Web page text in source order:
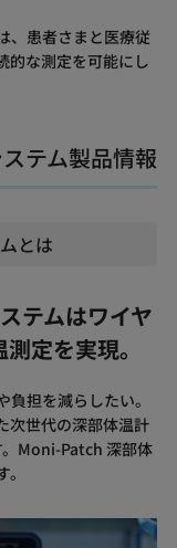
、患者さまと医療従
的な測定を可能にし
テム製品情報
とは
テムはワイヤ
定を実現。
担を減らしたい。
次世代の深部体温計
Moni-Patch 深部体